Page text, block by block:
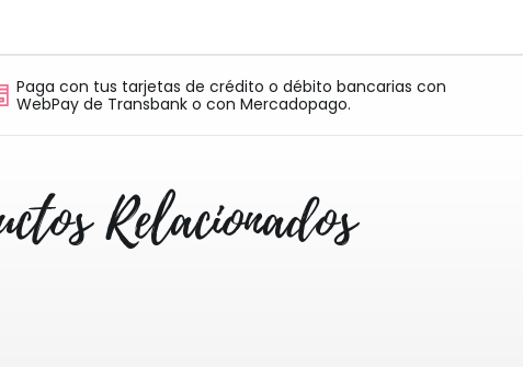
Paga con tus tarjetas de crédito o débito bancarias con
WebPay de Transbank o con Mercadopago.
Relacionados